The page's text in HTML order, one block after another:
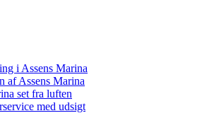
i Assens Marina
af Assens Marina
set fra luften
med udsigt